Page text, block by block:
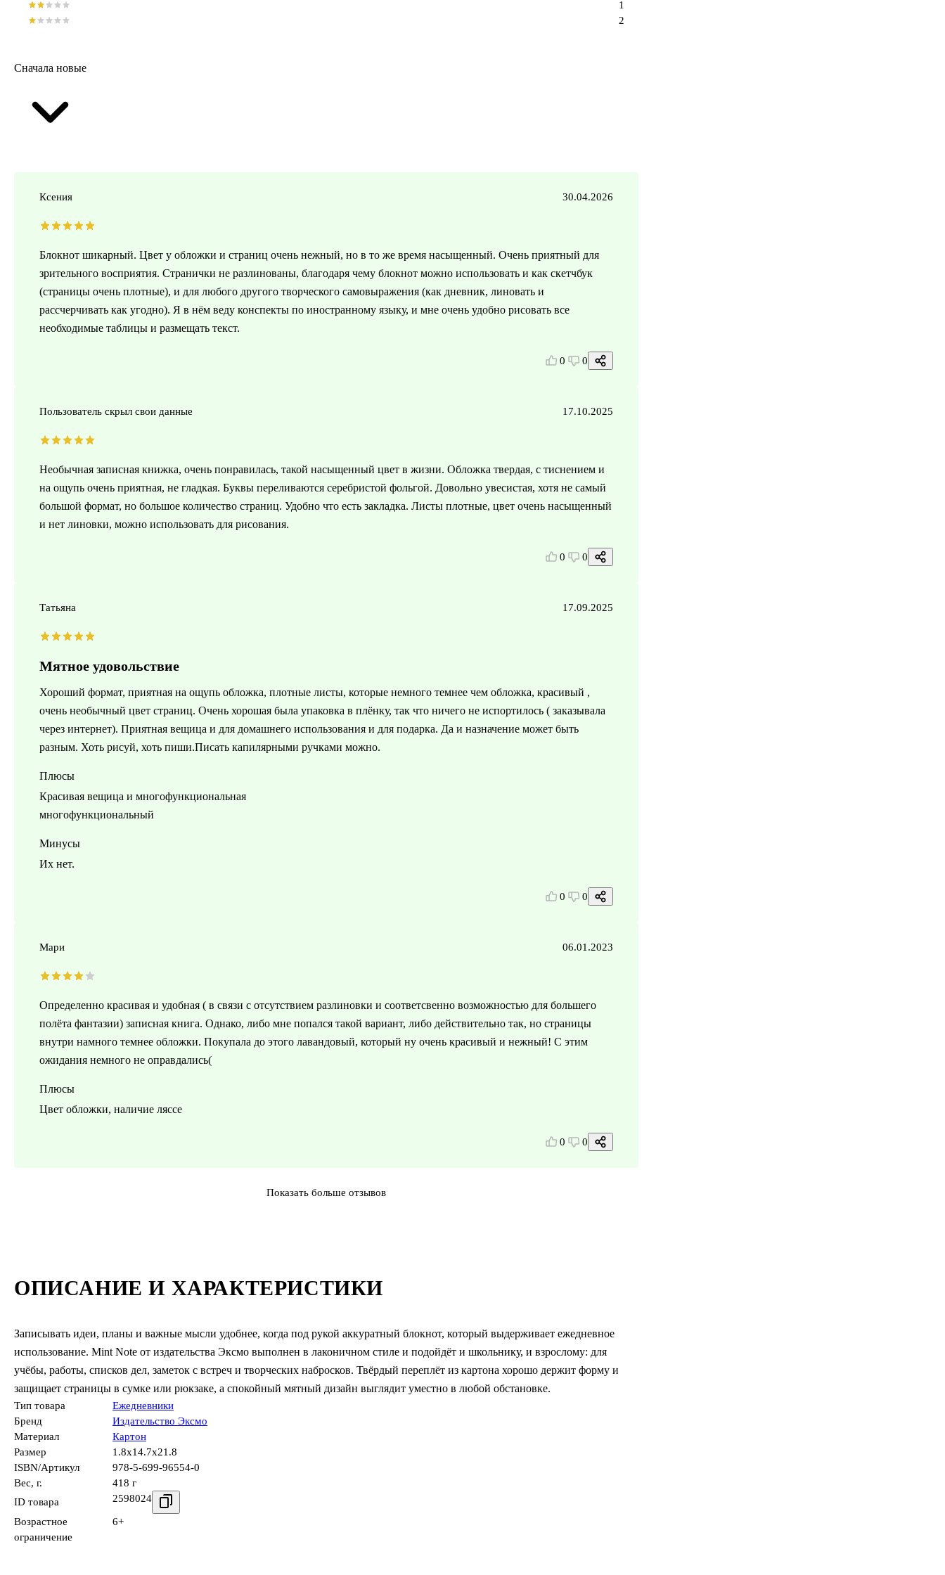
ОПИСАНИЕ И ХАРАКТЕРИСТИКИ
Записывать идеи, планы и важные мысли удобнее, когда под рукой аккуратный блокнот, который выдерживает ежедневное
использование. Mint Note от издательства Эксмо выполнен в лаконичном стиле и подойдёт и школьнику, и взрослому: для
учёбы, работы, списков дел, заметок с встреч и творческих набросков. Твёрдый переплёт из картона хорошо держит форму и
защищает страницы в сумке или рюкзаке, а спокойный мятный дизайн выглядит уместно в любой обстановке.
Тип товара
Ежедневники
Бренд
Издательство Эксмо
Материал
Картон
Размер
1.8x14.7x21.8
ISBN/Артикул
978-5-699-96554-0
Вес, г.
418 г
ID товара
2598024
Возрастное
ограничение
6+
2
1
Сначала новые
Ксения 30.04.2026
Блокнот шикарный. Цвет у обложки и страниц очень нежный, но в то же время насыщенный. Очень приятный для
зрительного восприятия. Странички не разлинованы, благодаря чему блокнот можно использовать и как скетчбук
(страницы очень плотные), и для любого другого творческого самовыражения (как дневник, линовать и
рассчерчивать как угодно). Я в нём веду конспекты по иностранному языку, и мне очень удобно рисовать все
необходимые таблицы и размещать текст.
0 0
Пользователь скрыл свои данные 17.10.2025
Необычная записная книжка, очень понравилась, такой насыщенный цвет в жизни. Обложка твердая, с тиснением и
на ощупь очень приятная, не гладкая. Буквы переливаются серебристой фольгой. Довольно увесистая, хотя не самый
большой формат, но большое количество страниц. Удобно что есть закладка. Листы плотные, цвет очень насыщенный
и нет линовки, можно использовать для рисования.
0 0
Татьяна 17.09.2025
Мятное удовольствие
Хороший формат, приятная на ощупь обложка, плотные листы, которые немного темнее чем обложка, красивый ,
очень необычный цвет страниц. Очень хорошая была упаковка в плёнку, так что ничего не испортилось ( заказывала
через интернет). Приятная вещица и для домашнего использования и для подарка. Да и назначение может быть
разным. Хоть рисуй, хоть пиши.Писать капилярными ручками можно.
Плюсы
Красивая вещица и многофункциональная
многофункциональный
Минусы
Их нет.
0 0
Мари 06.01.2023
Определенно красивая и удобная ( в связи с отсутствием разлиновки и соответсвенно возможностью для большего
полёта фантазии) записная книга. Однако, либо мне попался такой вариант, либо действительно так, но страницы
внутри намного темнее обложки. Покупала до этого лавандовый, который ну очень красивый и нежный! С этим
ожидания немного не оправдались(
Плюсы
Цвет обложки, наличие ляссе
0 0
Показать больше отзывов